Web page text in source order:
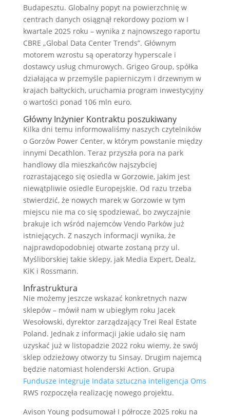
Budapesztu. Globalny popyt na powierzchnię w
centrach danych osiągnął rekordowy poziom w I
kwartale 2025 roku – wynika z najnowszego raportu
CBRE „Global Data Center Trends”. Głównym
motorem wzrostu są operatorzy hyperscale i
dostawcy usług chmurowych. Grigeo Group, spółka
działająca w przemyśle papierniczym i drzewnym w
krajach bałtyckich, uruchamia program inwestycyjny
o wartości ponad 106 mln euro.
Główny Inżynier Kontraktu poszukiwany
Kilka dni temu informowaliśmy naszych czytelników
o Gorzów Power Center, w którym powstanie między
innymi Decathlon. Teraz przyszła pora na park
handlowy dla mieszkańców najszybciej
rozrastającego się osiedla w Gorzowie, jakim jest
niewątpliwie osiedle Europejskie. Od razu trzeba
stwierdzić, że nowych marek w Gorzowie w tym
miejscu nie ma co się spodziewać, bo zwyczajnie
brakuje ich wśród najemców Vendo Parków już
istniejących. Z naszych informacji wynika, że
najprawdopodobniej otwarte zostaną przy ul.
Myśliborskiej takie sklepy, jak Media Expert, Dealz,
KiK i Rossmann.
Infrastruktura
Nie możemy jeszcze wskazać konkretnych nazw
sklepów – mówił nam w ubiegłym roku Jacek
Wesołowski, dyrektor zarządzający Trei Real Estate
Poland. Jednak z informacji jakie udało się nam
uzyskać już w listopadzie 2022 roku wiemy, że swój
sklep odzieżowy otworzy tu Sinsay. Drugim najemcą
będzie natomiast holenderski Action. Grupa
Fundusze integruje Indata sztuczna inteligencja Oms
RWS rozpoczęła realizację nowego projektu.
Avison Young podsumował I półrocze 2025 roku na